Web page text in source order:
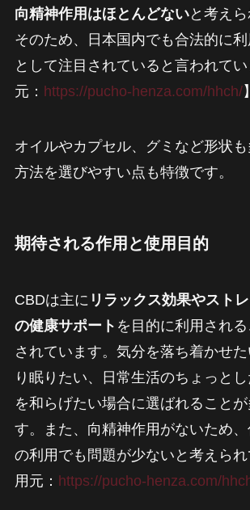
向精神作用はほとんどないと考えら
そのため、日本国内でも合法的に
として注目されていると言われて
元： https://pucho-henza.com/hhch/
オイルやカプセル、グミなど形状
方法を選びやすい点も特徴です。
期待される作用と使用目的
CBDは主に リラックス効果やスト
の健康サポート を目的に利用され
されています。気分を落ち着かせ
り眠りたい、日常生活のちょっと
を和らげたい場合に選ばれること
す。また、向精神作用がないため
の利用でも問題が少ないと考えられ
用元： https://pucho-henza.com/